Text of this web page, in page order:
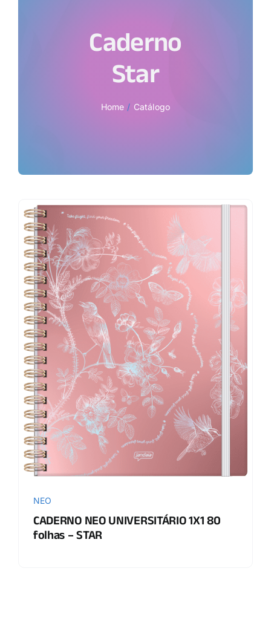
Caderno
Star
Home Catálogo
NEO
CADERNO NEO UNIVERSITÁRIO 1X1 80
folhas – STAR